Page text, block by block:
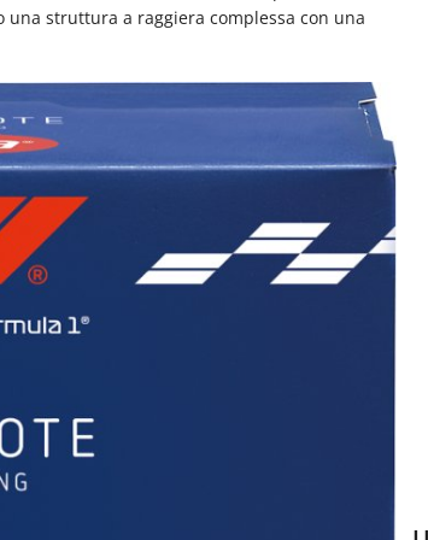
una struttura a raggiera complessa con una